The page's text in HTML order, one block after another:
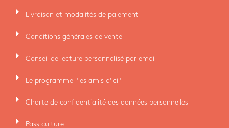
arrow_right Livraison et modalités de paiement
arrow_right Conditions générales de vente
arrow_right Conseil de lecture personnalisé par email
arrow_right Le programme "les amis d'ici"
arrow_right Charte de confidentialité des données personnelles
arrow_right Pass culture